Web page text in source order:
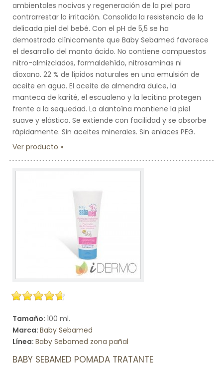
ambientales nocivas y regeneración de la piel para
contrarrestar la irritación. Consolida la resistencia de la
delicada piel del bebé. Con el pH de 5,5 se ha
demostrado clínicamente que Baby Sebamed favorece
el desarrollo del manto ácido. No contiene compuestos
nitro-almizclados, formaldehído, nitrosaminas ni
dioxano. 22 % de lípidos naturales en una emulsión de
aceite en agua. El aceite de almendra dulce, la
manteca de karité, el escualeno y la lecitina protegen
frente a la sequedad. La alantoína mantiene la piel
suave y elástica. Se extiende con facilidad y se absorbe
rápidamente. Sin aceites minerales. Sin enlaces PEG.
Ver producto
Tamaño: 100 ml.
Marca: Baby Sebamed
Línea: Baby Sebamed zona pañal
BABY SEBAMED POMADA TRATANTE